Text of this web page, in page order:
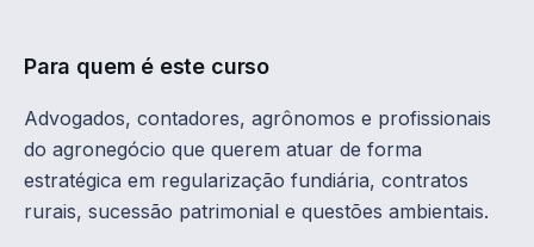
Para quem é este curso
Advogados, contadores, agrônomos e profissionais
do agronegócio que querem atuar de forma
estratégica em regularização fundiária, contratos
rurais, sucessão patrimonial e questões ambientais.